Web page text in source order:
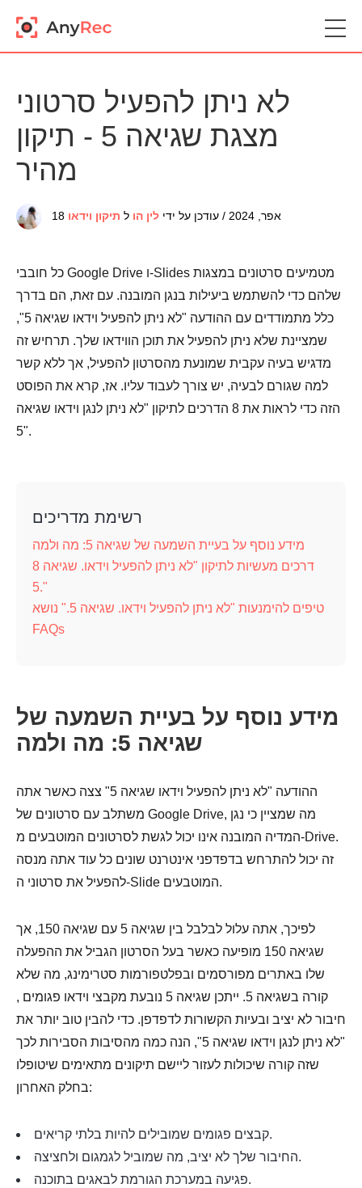
לא ניתן להפעיל סרטוני
מצגת שגיאה 5 - תיקון
מהיר
18 אפר, 2024 / עודכן על ידי לין הו ל תיקון וידאו
כל חובבי Google Drive ו-Slides מטמיעים סרטונים במצגות
שלהם כדי להשתמש ביעילות בנגן המובנה. עם זאת, הם בדרך
כלל מתמודדים עם ההודעה "לא ניתן להפעיל וידאו שגיאה 5",
שמציינת שלא ניתן להפעיל את תוכן הווידאו שלך. תרחיש זה
מדגיש בעיה עקבית שמונעת מהסרטון להפעיל, אך ללא קשר
למה שגורם לבעיה, יש צורך לעבוד עליו. אז, קרא את הפוסט
הזה כדי לראות את 8 הדרכים לתיקון "לא ניתן לנגן וידאו שגיאה
5".
רשימת מדריכים
מידע נוסף על בעיית השמעה של שגיאה 5: מה ולמה
8 דרכים מעשיות לתיקון "לא ניתן להפעיל וידאו. שגיאה
5."
טיפים להימנעות "לא ניתן להפעיל וידאו. שגיאה 5." נושא
FAQs
מידע נוסף על בעיית השמעה של
שגיאה 5: מה ולמה
ההודעה "לא ניתן להפעיל וידאו שגיאה 5" צצה כאשר אתה
משתלב עם סרטונים של Google Drive, מה שמציין כי נגן
המדיה המובנה אינו יכול לגשת לסרטונים המוטבעים מ-Drive.
זה יכול להתרחש בדפדפני אינטרנט שונים כל עוד אתה מנסה
להפעיל את סרטוני ה-Slide המוטבעים.
לפיכך, אתה עלול לבלבל בין שגיאה 5 עם שגיאה 150, אך
שגיאה 150 מופיעה כאשר בעל הסרטון הגביל את ההפעלה
שלו באתרים מפורסמים ובפלטפורמות סטרימינג, מה שלא
קורה בשגיאה 5. ייתכן שגיאה 5 נובעת מקבצי וידאו פגומים ,
חיבור לא יציב ובעיות הקשורות לדפדפן. כדי להבין טוב יותר את
"לא ניתן לנגן וידאו שגיאה 5", הנה כמה מהסיבות הסבירות לכך
שזה קורה שיכולות לעזור ליישם תיקונים מתאימים שיטופלו
בחלק האחרון:
קבצים פגומים שמובילים להיות בלתי קריאים.
החיבור שלך לא יציב, מה שמוביל לגמגום ולחציצה.
פגיעה במערכת הגורמת לבאגים בתוכנה.